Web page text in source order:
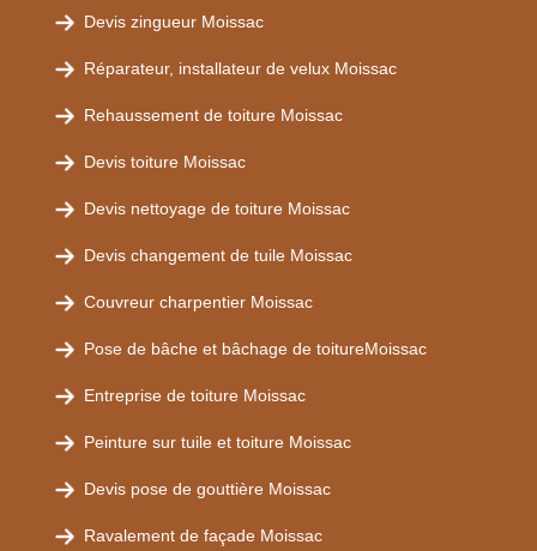
Devis zingueur Moissac
Réparateur, installateur de velux Moissac
Rehaussement de toiture Moissac
Devis toiture Moissac
Devis nettoyage de toiture Moissac
Devis changement de tuile Moissac
Couvreur charpentier Moissac
Pose de bâche et bâchage de toitureMoissac
Entreprise de toiture Moissac
Peinture sur tuile et toiture Moissac
Devis pose de gouttière Moissac
Ravalement de façade Moissac